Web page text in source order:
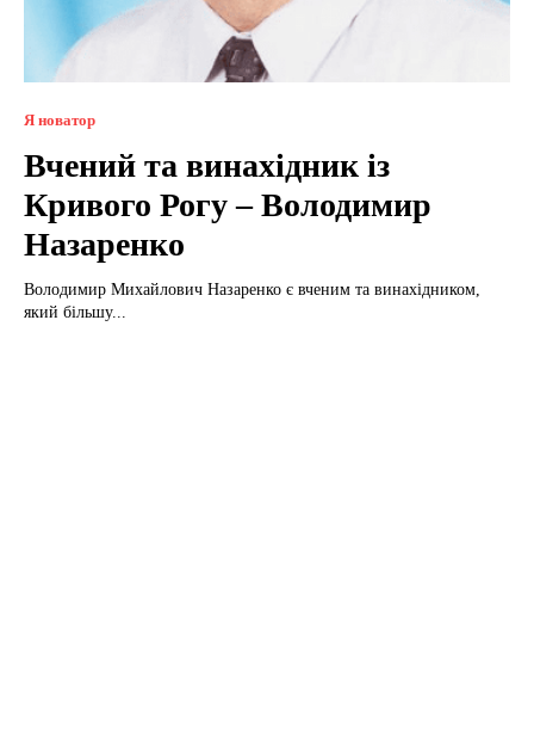
Я новатор
Вчений та винахідник із
Кривого Рогу – Володимир
Назаренко
Володимир Михайлович Назаренко є вченим та винахідником,
який більшу...